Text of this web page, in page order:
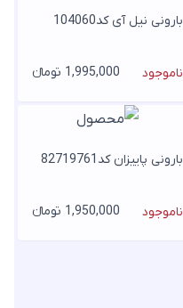
بارونی نیل آی کد104060
ناموجود 1,995,000 تومانء
بارونی پاییزان کد82719761
ناموجود 1,950,000 تومانء